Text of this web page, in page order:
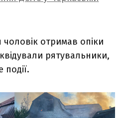
чоловік отримав опіки
рятувальники,
події.